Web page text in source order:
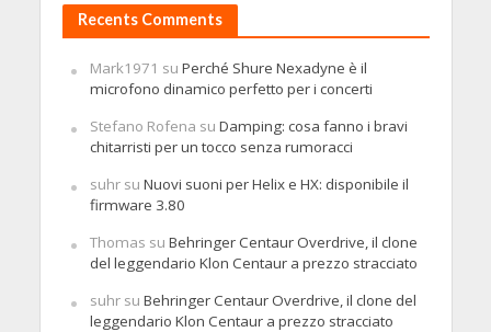
Recents Comments
Mark1971 su Perché Shure Nexadyne è il
microfono dinamico perfetto per i concerti
Stefano Rofena su Damping: cosa fanno i bravi
chitarristi per un tocco senza rumoracci
suhrsu Nuovi suoni per Helix e HX: disponibile il
firmware 3.80
Thomas su Behringer Centaur Overdrive, il clone
del leggendario Klon Centaur a prezzo stracciato
suhrsu Behringer Centaur Overdrive, il clone del
leggendario Klon Centaur a prezzo stracciato